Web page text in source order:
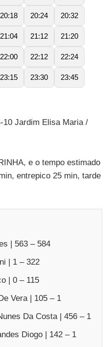
20:18 20:24 20:32
21:04 21:12 21:20
22:00 22:12 22:24
23:15 23:30 23:45
10 Jardim Elisa Maria /
e o tempo estimado
entrepico 25 min, tarde
| 563 – 584
| 1 – 322
| 0 – 115
Vera | 105 – 1
Da Costa | 456 – 1
Diogo | 142 – 1